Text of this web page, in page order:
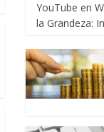
YouTube en
la Grandeza: